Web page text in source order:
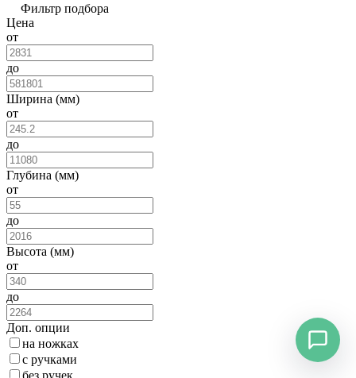
Фильтр подбора
Цена
от
до
Ширина (мм)
от
до
Глубина (мм)
от
до
Высота (мм)
от
до
Доп. опции
на ножках
с ручками
без ручек